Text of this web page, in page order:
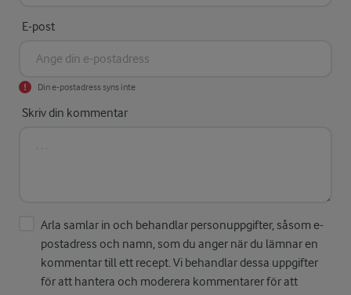
E-post
Din e-postadress syns inte
Skriv din kommentar
Arla samlar in och behandlar personuppgifter, såsom e-
postadress och namn, som du anger när du lämnar en
kommentar till ett recept. Vi behandlar dessa uppgifter
för att hantera och moderera kommentarer för att